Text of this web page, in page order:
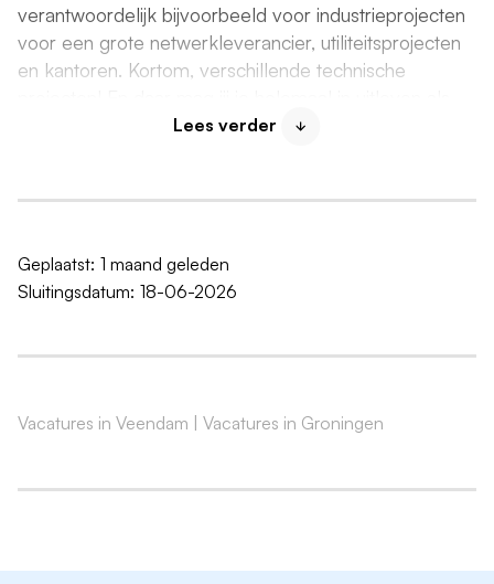
verantwoordelijk bijvoorbeeld voor industrieprojecten
voor een grote netwerkleverancier, utiliteitsprojecten
en kantoren. Kortom, verschillende technische
resultaatgericht uitvoerder elektrotechniek.
Zorgdragen voor een vlotte uitvoering van
betekent dat je onder meer monteurs en
onderaannemers aanstuurt, planningen en
project te verkorten en werkzaamheden zo goed
Bestellen van bouwmaterialen en het contact
Lees verder
Geplaatst: 1 maand geleden
Sluitingsdatum: 18-06-2026
Vacatures in Veendam Vacatures in Groningen